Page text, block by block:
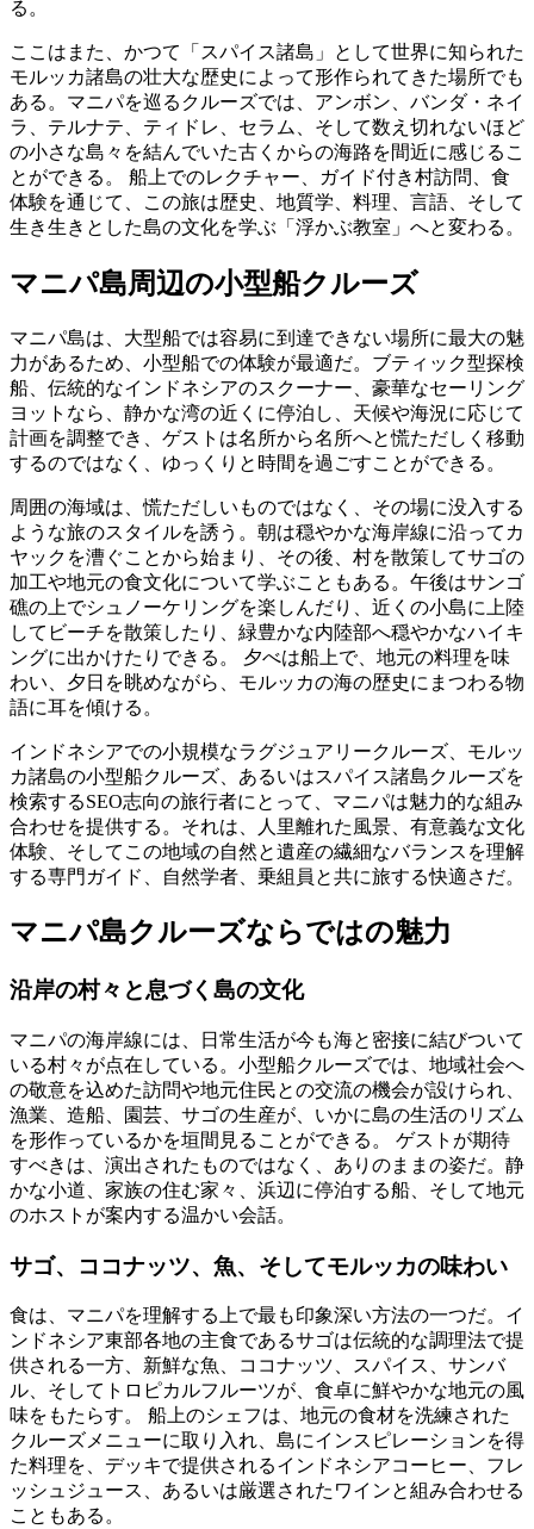
る。
ここはまた、かつて「スパイス諸島」として世界に知られた
モルッカ諸島の壮大な歴史によって形作られてきた場所でも
ある。マニパを巡るクルーズでは、アンボン、バンダ・ネイ
ラ、テルナテ、ティドレ、セラム、そして数え切れないほど
の小さな島々を結んでいた古くからの海路を間近に感じるこ
とができる。 船上でのレクチャー、ガイド付き村訪問、食
体験を通じて、この旅は歴史、地質学、料理、言語、そして
生き生きとした島の文化を学ぶ「浮かぶ教室」へと変わる。
マニパ島周辺の小型船クルーズ
マニパ島は、大型船では容易に到達できない場所に最大の魅
力があるため、小型船での体験が最適だ。ブティック型探検
船、伝統的なインドネシアのスクーナー、豪華なセーリング
ヨットなら、静かな湾の近くに停泊し、天候や海況に応じて
計画を調整でき、ゲストは名所から名所へと慌ただしく移動
するのではなく、ゆっくりと時間を過ごすことができる。
周囲の海域は、慌ただしいものではなく、その場に没入する
ような旅のスタイルを誘う。朝は穏やかな海岸線に沿ってカ
ヤックを漕ぐことから始まり、その後、村を散策してサゴの
加工や地元の食文化について学ぶこともある。午後はサンゴ
礁の上でシュノーケリングを楽しんだり、近くの小島に上陸
してビーチを散策したり、緑豊かな内陸部へ穏やかなハイキ
ングに出かけたりできる。 夕べは船上で、地元の料理を味
わい、夕日を眺めながら、モルッカの海の歴史にまつわる物
語に耳を傾ける。
インドネシアでの小規模なラグジュアリークルーズ、モルッ
カ諸島の小型船クルーズ、あるいはスパイス諸島クルーズを
検索するSEO志向の旅行者にとって、マニパは魅力的な組み
合わせを提供する。それは、人里離れた風景、有意義な文化
体験、そしてこの地域の自然と遺産の繊細なバランスを理解
する専門ガイド、自然学者、乗組員と共に旅する快適さだ。
マニパ島クルーズならではの魅力
沿岸の村々と息づく島の文化
マニパの海岸線には、日常生活が今も海と密接に結びついて
いる村々が点在している。小型船クルーズでは、地域社会へ
の敬意を込めた訪問や地元住民との交流の機会が設けられ、
漁業、造船、園芸、サゴの生産が、いかに島の生活のリズム
を形作っているかを垣間見ることができる。 ゲストが期待
すべきは、演出されたものではなく、ありのままの姿だ。静
かな小道、家族の住む家々、浜辺に停泊する船、そして地元
のホストが案内する温かい会話。
サゴ、ココナッツ、魚、そしてモルッカの味わい
食は、マニパを理解する上で最も印象深い方法の一つだ。イ
ンドネシア東部各地の主食であるサゴは伝統的な調理法で提
供される一方、新鮮な魚、ココナッツ、スパイス、サンバ
ル、そしてトロピカルフルーツが、食卓に鮮やかな地元の風
味をもたらす。 船上のシェフは、地元の食材を洗練された
クルーズメニューに取り入れ、島にインスピレーションを得
た料理を、デッキで提供されるインドネシアコーヒー、フレ
ッシュジュース、あるいは厳選されたワインと組み合わせる
こともある。